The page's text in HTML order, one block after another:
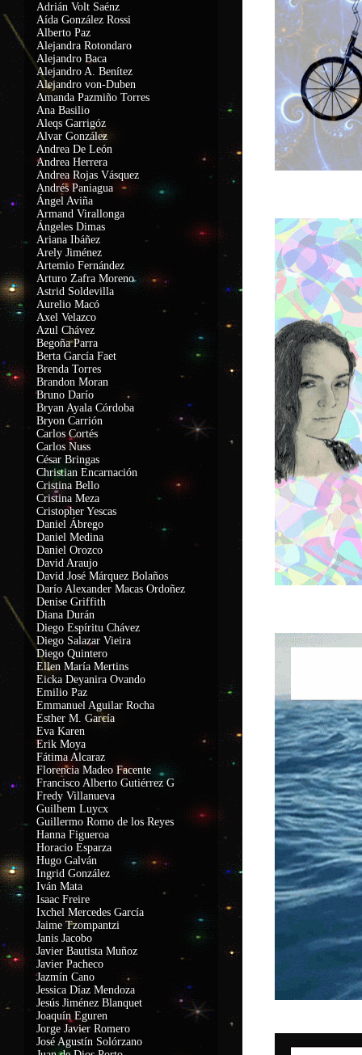
Adrián Volt Saénz
Aída González Rossi
Alberto Paz
Alejandra Rotondaro
Alejandro Baca
Alejandro A. Benítez
Alejandro von-Duben
Amanda Pazmiño Torres
Ana Basilio
Aleqs Garrigóz
Alvar González
Andrea De León
Andrea Herrera
Andrea Rojas Vásquez
Andrés Paniagua
Ángel Aviña
Armand Virallonga
Ángeles Dimas
Ariana Ibáñez
Arely Jiménez
Artemio Fernández
Arturo Zafra Moreno
Astrid Soldevilla
Aurelio Macó
Axel Velazco
Azul Chávez
Begoña Parra
Berta García Faet
Brenda Torres
Brandon Moran
Bruno Darío
Bryan Ayala Córdoba
Bryon Carrión
Carlos Cortés
Carlos Nuss
César Bringas
Christian Encarnación
Cristina Bello
Cristina Meza
Cristopher Yescas
Daniel Ábrego
Daniel Medina
Daniel Orozco
David Araujo
David José Márquez Bolaños
Darío Alexander Macas Ordoñez
Denise Griffith
Diana Durán
Diego Espíritu Chávez
Diego Salazar Vieira
Diego Quintero
Ellen María Mertins
Eicka Deyanira Ovando
Emilio Paz
Emmanuel Aguilar Rocha
Esther M. García
Eva Karen
Erik Moya
Fátima Alcaraz
Florencia Madeo Facente
Francisco Alberto Gutiérrez G
Fredy Villanueva
Guilhem Luycx
Guillermo Romo de los Reyes
Hanna Figueroa
Horacio Esparza
Hugo Galván
Ingrid González
Iván Mata
Isaac Freire
Ixchel Mercedes García
Jaime Tzompantzi
Janis Jacobo
Javier Bautista Muñoz
Javier Pacheco
Jazmín Cano
Jessica Díaz Mendoza
Jesús Jiménez Blanquet
Joaquín Eguren
Jorge Javier Romero
José Agustín Solórzano